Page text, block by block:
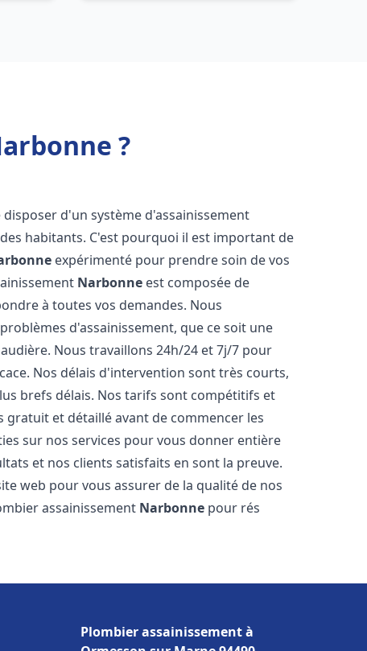
?
disposer d'un système d'assainissement
habitants. C'est pourquoi il est important de
expérimenté pour prendre soin de vos
Narbonne est composée de
à toutes vos demandes. Nous
d'assainissement, que ce soit une
Nous travaillons 24h/24 et 7j/7 pour
Nos délais d'intervention sont très courts,
brefs délais. Nos tarifs sont compétitifs et
et détaillé avant de commencer les
sur nos services pour vous donner entière
et nos clients satisfaits en sont la preuve.
web pour vous assurer de la qualité de nos
assainissement Narbonne pour rés
Plombier assainissement à